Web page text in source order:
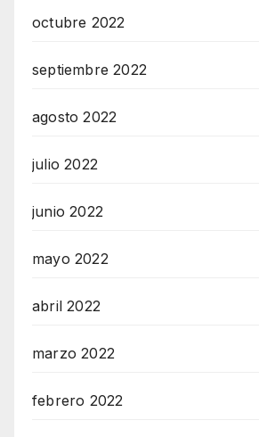
octubre 2022
septiembre 2022
agosto 2022
julio 2022
junio 2022
mayo 2022
abril 2022
marzo 2022
febrero 2022